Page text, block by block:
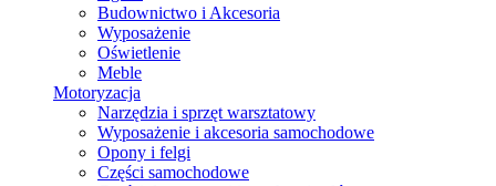
Budownictwo i Akcesoria
Wyposażenie
Oświetlenie
Meble
Motoryzacja
Narzędzia i sprzęt warsztatowy
Wyposażenie i akcesoria samochodowe
Opony i felgi
Części samochodowe